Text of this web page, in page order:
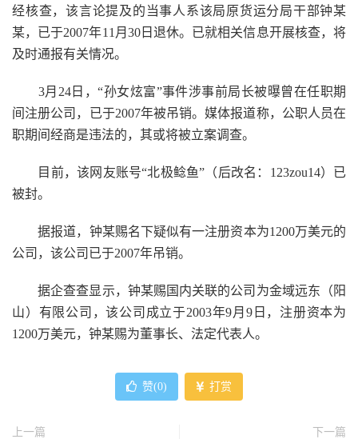
经核查，该言论提及的当事人系该局原货运分局干部钟某
某，已于2007年11月30日退休。已就相关信息开展核查，将
及时通报有关情况。
3月24日，“孙女炫富”事件涉事前局长被曝曾在任职期
间注册公司，已于2007年被吊销。媒体报道称，公职人员在
职期间经商是违法的，其或将被立案调查。
目前，该网友账号“北极鲶鱼”（后改名：123zou14）已
被封。
据报道，钟某赐名下疑似有一注册资本为1200万美元的
公司，该公司已于2007年吊销。
据企查查显示，钟某赐国内关联的公司为金域远东（阳
山）有限公司，该公司成立于2003年9月9日，注册资本为
1200万美元，钟某赐为董事长、法定代表人。
赞(0) 打赏
上一篇
下一篇